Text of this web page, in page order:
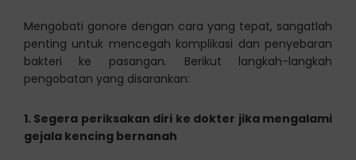
Mengobati gonore dengan cara yang tepat, sangatlah
penting untuk mencegah komplikasi dan penyebaran
bakteri ke pasangan. Berikut langkah-langkah
pengobatan yang disarankan:
1. Segera periksakan diri ke dokter jika mengalami
gejala kencing bernanah